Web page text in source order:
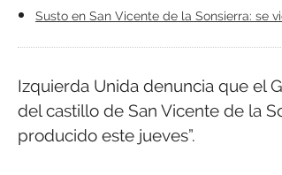
Susto en San Vicente de la Sonsierra: se
Izquierda Unida denuncia que el
del castillo de San Vicente de la
producido este jueves”.